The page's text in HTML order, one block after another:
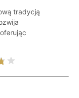
tradycją